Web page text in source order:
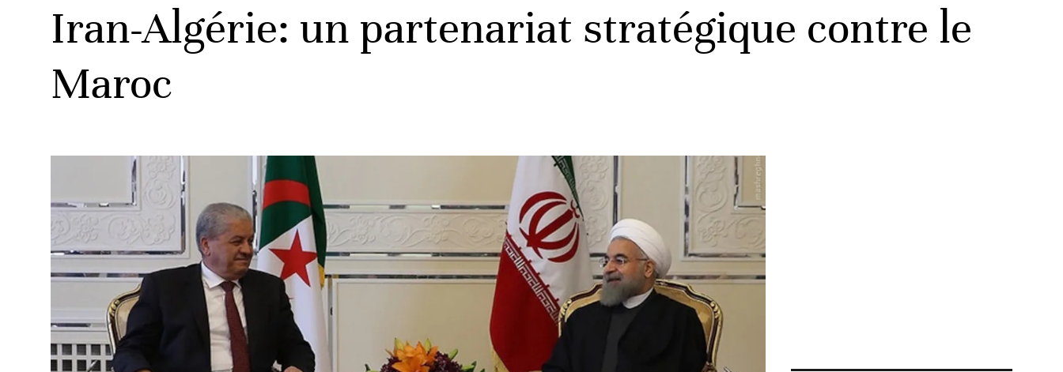
Iran-Algérie: un partenariat stratégique contre le
Maroc